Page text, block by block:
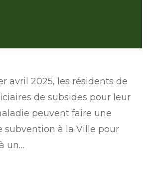
avril 2025, les résidents de
de subsides pour leur
peuvent faire une
subvention à la Ville pour
un…